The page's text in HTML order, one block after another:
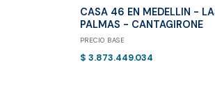
REALIZAR AVALÚO
*
CASA 46 EN MEDELLIN -
PALMAS - CANTAGIRONE
PRECIO BASE
$ 3.873.449.034